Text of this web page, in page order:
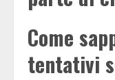
Come
tentativi